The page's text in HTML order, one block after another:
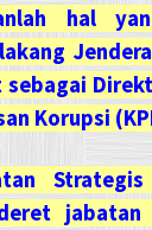
hal
Korupsi
jabatan